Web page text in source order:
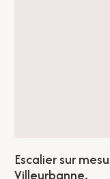
Escalier sur
Villeurbanne.